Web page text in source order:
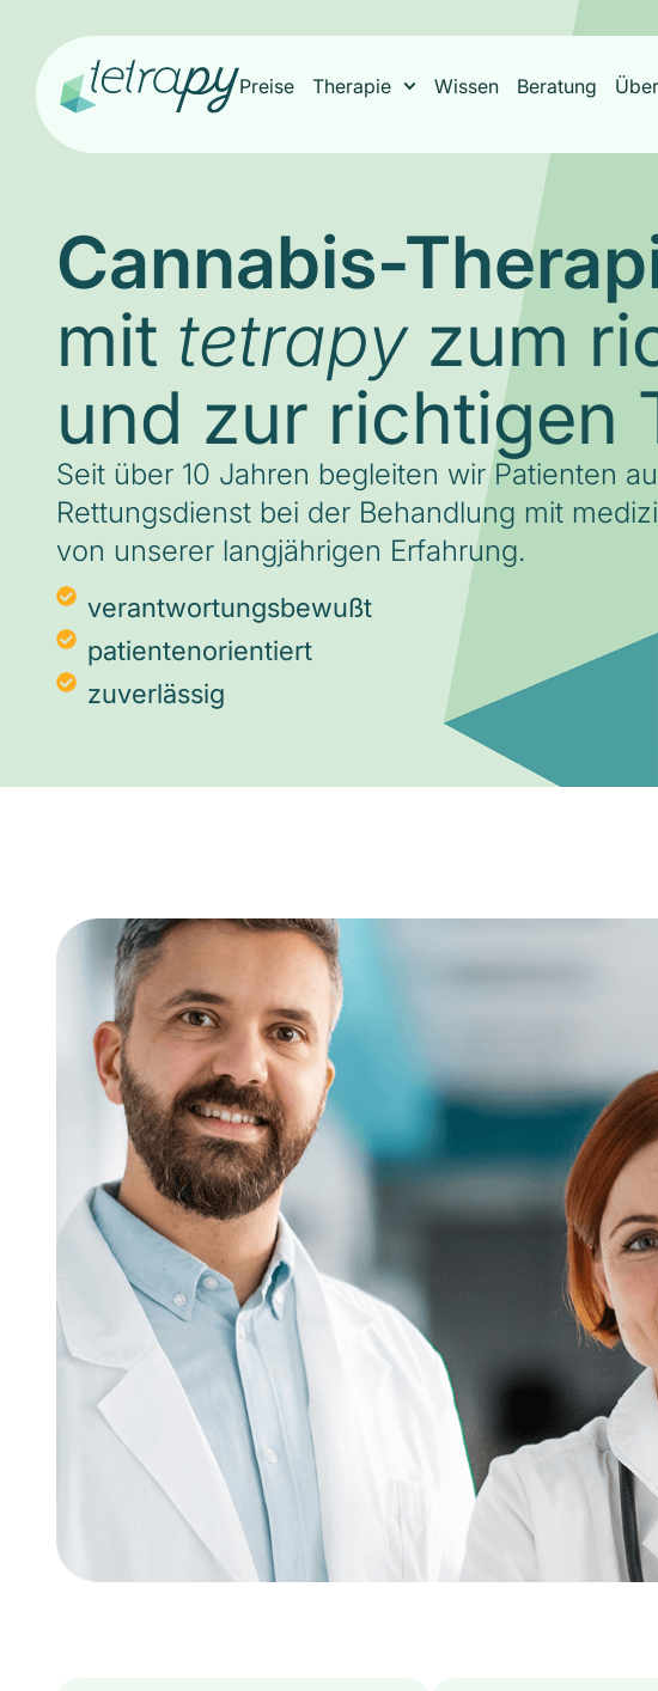
Preise Therapie Wissen Beratung
Cannabis-
mit tetrapyzum
und zur richtigen
Seit über 10 Jahren begleiten wir Patienten
Rettungsdienst bei der Behandlung mit
von unserer langjährigen Erfahrung.
verantwortungsbewußt
patientenorientiert
zuverlässig